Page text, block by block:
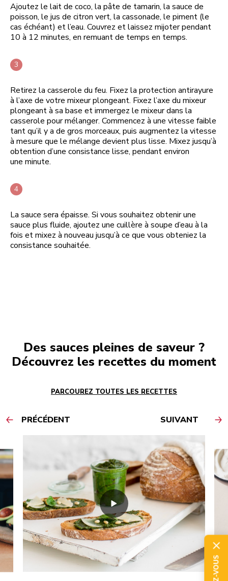
Ajoutez le lait de coco, la pâte de tamarin, la sauce de
poisson, le jus de citron vert, la cassonade, le piment (le
cas échéant) et l’eau. Couvrez et laissez mijoter pendant
10 à 12 minutes, en remuant de temps en temps.
Retirez la casserole du feu. Fixez la protection antirayure
à l’axe de votre mixeur plongeant. Fixez l’axe du mixeur
plongeant à sa base et immergez le mixeur dans la
casserole pour mélanger. Commencez à une vitesse faible
tant qu’il y a de gros morceaux, puis augmentez la vitesse
à mesure que le mélange devient plus lisse. Mixez jusqu’à
obtention d’une consistance lisse, pendant environ
une minute.
La sauce sera épaisse. Si vous souhaitez obtenir une
sauce plus fluide, ajoutez une cuillère à soupe d’eau à la
fois et mixez à nouveau jusqu’à ce que vous obteniez la
consistance souhaitée.
Des sauces pleines de saveur ?
Découvrez les recettes du moment
PARCOUREZ TOUTES LES RECETTES
PRÉCÉDENT SUIVANT